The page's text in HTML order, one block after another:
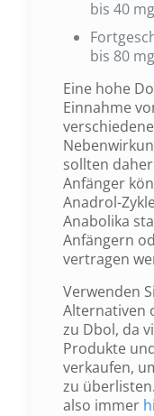
bis 40
bis 80
Eine hohe
Einnahme
sollten
Anfänger
Anadrol-
Anabolika
Anfängern
vertragen
Verwenden
Alternativen
zu Dbol, da
Produkte
verkaufen,
zu
also immer